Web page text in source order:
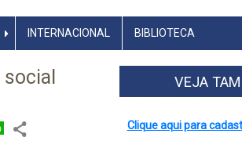
INTERNACIONAL BIBLIOTECA
VEJA
Clique aqui para